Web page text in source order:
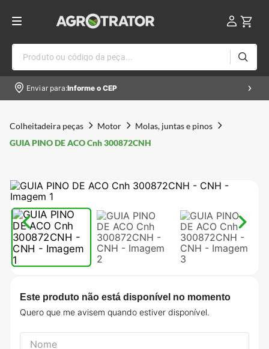
Produto ou código da peça...
Enviar para:Informe o CEP
Colheitadeira peças Motor
Molas, juntas e pinos
GUIA PINO DE ACO Cnh 300872CNH
Este produto não está disponível no momento